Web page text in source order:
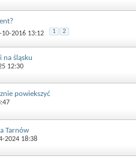
10-2016 13:12 1 2
na śląsku
12:30
powiekszyć
Tarnów
2024 18:38